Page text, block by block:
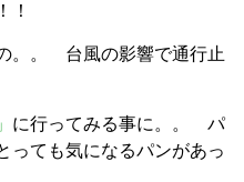
！
。。 台風の影響で通行止
に行ってみる事に。。 パ
っても気になるパンがあっ